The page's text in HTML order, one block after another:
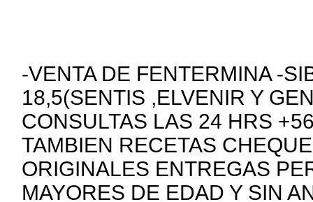
-VENTA DE FENTERMINA -
18,5(SENTIS ,ELVENIR Y
CONSULTAS LAS 24 HRS
TAMBIEN RECETAS
ORIGINALES ENTREGAS
MAYORES DE EDAD Y SIN